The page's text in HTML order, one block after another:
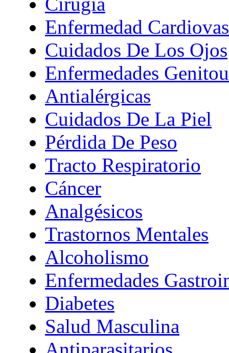
Enfermedad
Cuidados De Los Ojos
Enfermedades
Antialérgicas
Cuidados De La Piel
Pérdida De Peso
Tracto Respiratorio
Cáncer
Analgésicos
Trastornos Mentales
Alcoholismo
Enfermedades
Diabetes
Salud Masculina